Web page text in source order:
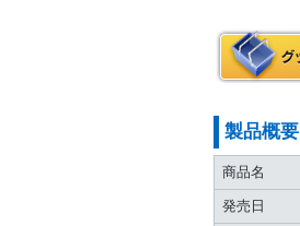
製品概要
商品名
発売日